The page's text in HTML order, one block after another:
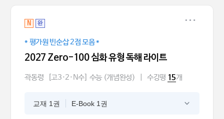
N 완
* 평가원 빈순삽 2점 모음 *
2027 Zero-100 심화 유형 독해 라이트
곽동령 [고3·2·N수] 수능 (개념완성) 수강평 15개
교재 1권 E-Book 1권